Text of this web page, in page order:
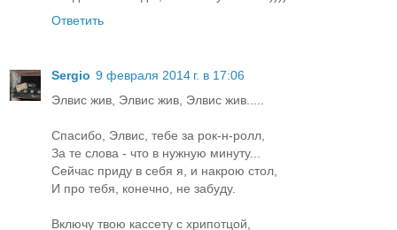
Ответить
Sergio 9 февраля 2014 г. в 17:06
Элвис жив, Элвис жив, Элвис жив.....
Спасибо, Элвис, тебе за рок-н-ролл,
За те слова - что в нужную минуту...
Сейчас приду в себя я, и накрою стол,
И про тебя, конечно, не забуду.
Включу твою кассету с хрипотцой,